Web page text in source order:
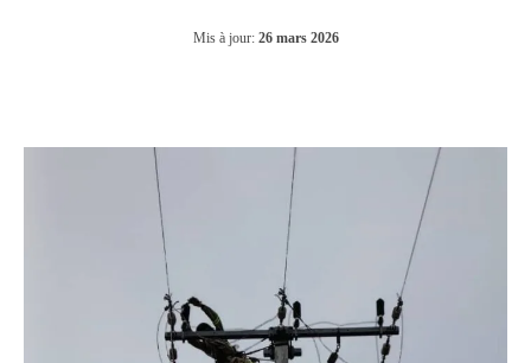
Mis à jour: 26 mars 2026